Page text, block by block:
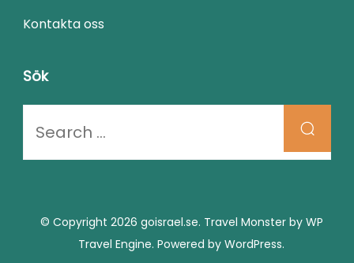
Kontakta oss
Sök
for
Something?
© Copyright 2026 goisrael.se. Travel Monster by WP
Travel Engine. Powered by WordPress.